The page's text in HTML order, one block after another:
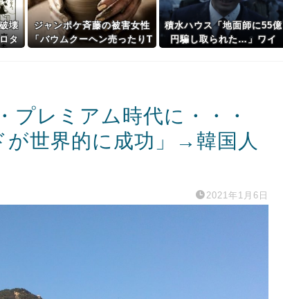
壊
タ
ジャンポケ斉藤の被害女性
「バウムクーヘン売ったりT
積水ハウス「地面師に55億
円騙し取られた…」ワイ
プレミアム時代に・・・
が世界的に成功」→韓国人
2021年1月6日